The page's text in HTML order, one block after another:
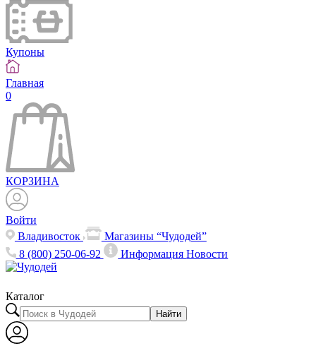
Купоны
Главная
0
КОРЗИНА
Войти
Владивосток
Магазины “Чудодей”
8 (800) 250-06-92
ИнформацияНовости
Каталог
Найти